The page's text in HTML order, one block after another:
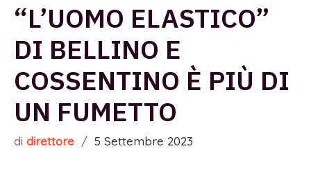
“L’UOMO ELASTICO”
DI BELLINO E
COSSENTINO È PIÙ DI
UN FUMETTO
di direttore / 5 Settembre 2023